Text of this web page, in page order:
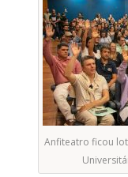
Anfiteatro ficou